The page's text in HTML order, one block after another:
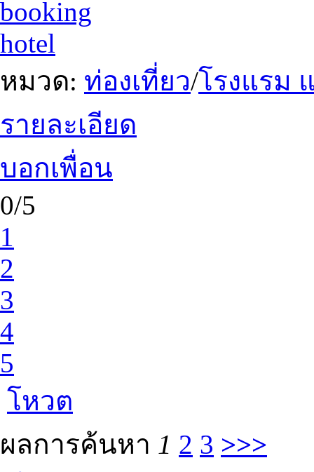
booking
hotel
หมวด: ท่องเที่ยว/โรงแรม
รายละเอียด
บอกเพื่อน
0/5
1
2
3
4
5
โหวต
ผลการค้นหา 1 2 3 >>>